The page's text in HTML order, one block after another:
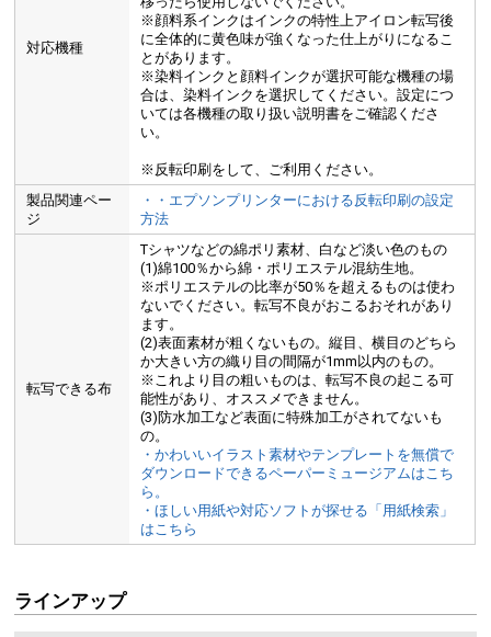
対応機種
※顔料系インクはインクの特性上アイロン転写後
に全体的に黄色味が強くなった仕上がりになるこ
とがあります。
※染料インクと顔料インクが選択可能な機種の場
合は、染料インクを選択してください。設定につ
いては各機種の取り扱い説明書をご確認くださ
い。
※反転印刷をして、ご利用ください。
製品関連ペー
ジ
・・エプソンプリンターにおける反転印刷の設定
方法
転写できる布
Tシャツなどの綿ポリ素材、白など淡い色のもの
(1)綿100％から綿・ポリエステル混紡生地。
※ポリエステルの比率が50％を超えるものは使わ
ないでください。転写不良がおこるおそれがあり
ます。
(2)表面素材が粗くないもの。縦目、横目のどちら
か大きい方の織り目の間隔が1mm以内のもの。
※これより目の粗いものは、転写不良の起こる可
能性があり、オススメできません。
(3)防水加工など表面に特殊加工がされてないも
の。
・かわいいイラスト素材やテンプレートを無償で
ダウンロードできるペーパーミュージアムはこち
ら。
・ほしい用紙や対応ソフトが探せる「用紙検索」
はこちら
ラインアップ